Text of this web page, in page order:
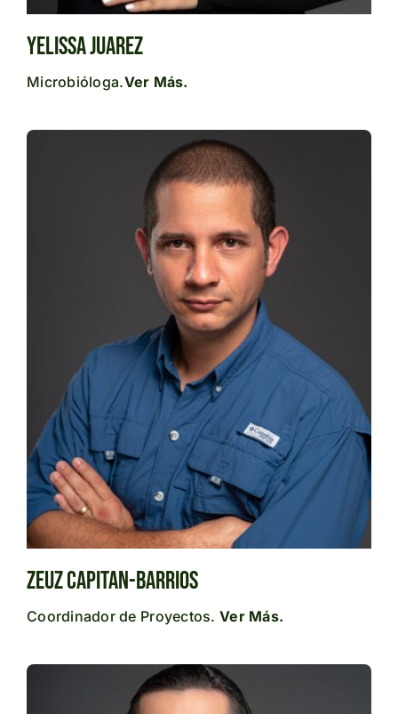
Yelissa Juarez
Microbióloga.Ver Más.
Zeuz Capitan-Barrios
Coordinador de Proyectos.Ver Más.